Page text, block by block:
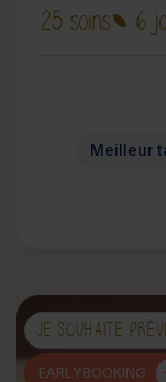
25 soins 6
Meilleur
JE SOUHAITE
EARLYBOOKING